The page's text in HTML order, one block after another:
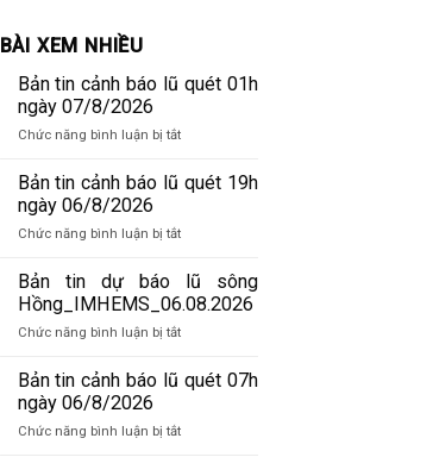
BÀI XEM NHIỀU
Bản tin cảnh báo lũ quét 01h
ngày 07/8/2026
Chức năng bình luận bị tắtở
tin
cảnh
lũ
01h
ngày
07/8/2026
Bản tin cảnh báo lũ quét 19h
ngày 06/8/2026
Chức năng bình luận bị tắtở
tin
cảnh
lũ
19h
06/8/2026
Bản tin dự báo lũ sông
Hồng_IMHEMS_06.08.2026
Chức năng bình luận bị tắtở
tin
dự
lũ
Bản tin cảnh báo lũ quét 07h
ngày 06/8/2026
Chức năng bình luận bị tắtở